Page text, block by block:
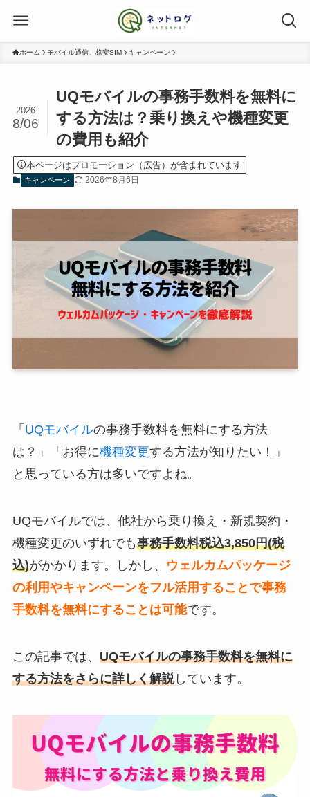
ホーム モバイル通信、格安SIM キャンペーン
UQモバイルの事務手数料を無料に
する方法は？乗り換えや機種変更
の費用も紹介
2026
8/06
本ページはプロモーション（広告）が含まれています
キャンペーン 2026年8月6日
「 UQモバイルの事務手数料を無料にする方法
は？」「お得に機種変更する方法が知りたい！」
と思っている方は多いですよね。
UQモバイルでは、他社から乗り換え・新規契約・
機種変更のいずれでも事務手数料税込3,850円(税
込)がかかります。しかし、
ウェルカムパッケージ
の利用やキャンペーンをフル活用することで事務
手数料を無料にすることは可能です。
この記事では、 UQモバイルの事務手数料を無料に
する方法をさらに詳しく解説しています。